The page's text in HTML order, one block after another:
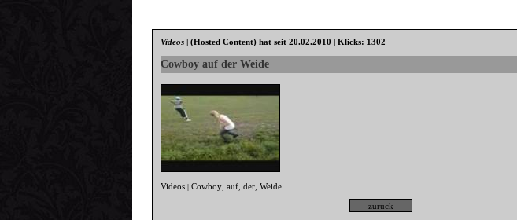
Videos |(Hosted Content) hat seit 20.02.2010 | Klicks: 1302
Cowboy auf der Weide
Videos |Cowboy ,auf ,der ,Weide